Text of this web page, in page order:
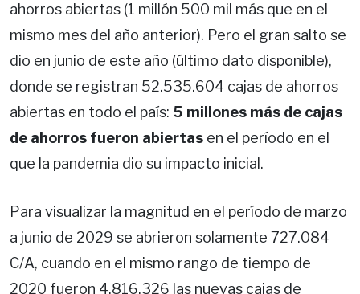
ahorros abiertas (1 millón 500 mil más que en el
mismo mes del año anterior). Pero el gran salto se
dio en junio de este año (último dato disponible),
donde se registran 52.535.604 cajas de ahorros
abiertas en todo el país: 5 millones más de cajas
de ahorros fueron abiertas en el período en el
que la pandemia dio su impacto inicial.
Para visualizar la magnitud en el período de marzo
a junio de 2029 se abrieron solamente 727.084
C/A, cuando en el mismo rango de tiempo de
2020 fueron 4.816.326 las nuevas cajas de